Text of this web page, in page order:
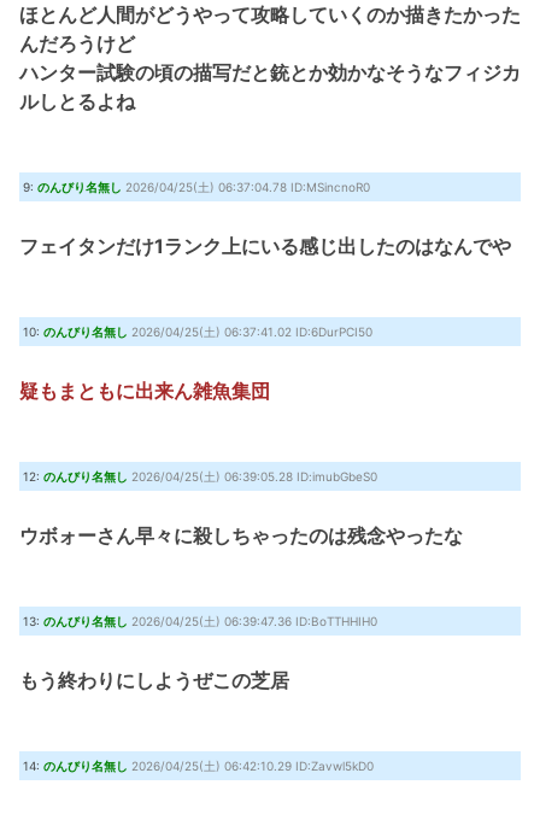
ほとんど人間がどうやって攻略していくのか描きたかった
んだろうけど
ハンター試験の頃の描写だと銃とか効かなそうなフィジカ
ルしとるよね
9: のんびり名無し 2026/04/25(土) 06:37:04.78 ID:MSincnoR0
フェイタンだけ1ランク上にいる感じ出したのはなんでや
10: のんびり名無し 2026/04/25(土) 06:37:41.02 ID:6DurPCI50
疑もまともに出来ん雑魚集団
12: のんびり名無し 2026/04/25(土) 06:39:05.28 ID:imubGbeS0
ウボォーさん早々に殺しちゃったのは残念やったな
13: のんびり名無し 2026/04/25(土) 06:39:47.36 ID:BoTTHHIH0
もう終わりにしようぜこの芝居
14: のんびり名無し 2026/04/25(土) 06:42:10.29 ID:Zavwl5kD0